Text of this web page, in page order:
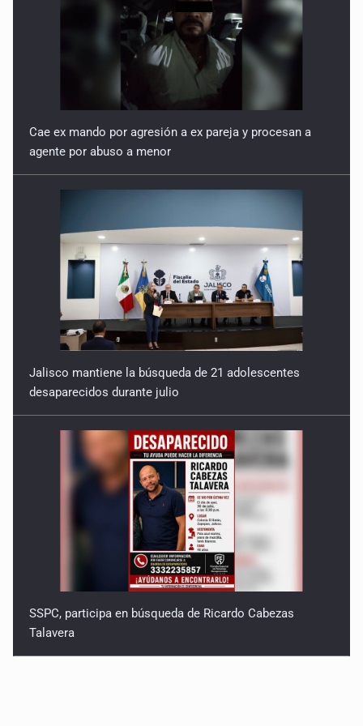
'Somos de un pueblo herido, pero no vencido'
4 de Febrero de 2026
Cae ex mando por agresión a ex pareja y procesan a
agente por abuso a menor
Jalisco mantiene la búsqueda de 21 adolescentes
desaparecidos durante julio
SSPC, participa en búsqueda de Ricardo Cabezas
Talavera